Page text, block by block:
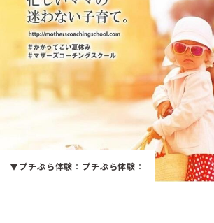
子育て
おすすめ
スポット
「場」
HAREL
▼プチぷら体験 ： プチぷら体験 ：